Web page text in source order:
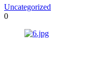
Uncategorized
0